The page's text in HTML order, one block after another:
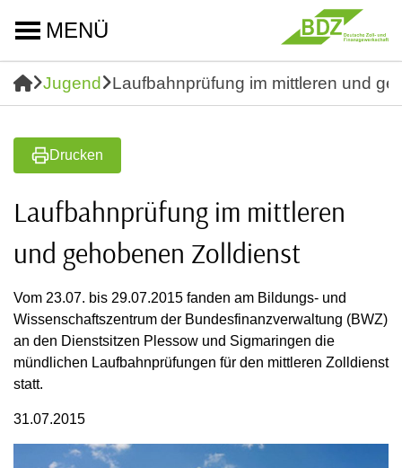
MENÜ
Jugend Laufbahnprüfung im mittleren und
Drucken
Laufbahnprüfung im mittleren
und gehobenen Zolldienst
Vom 23.07. bis 29.07.2015 fanden am Bildungs- und
Wissenschaftszentrum der Bundesfinanzverwaltung (BWZ)
an den Dienstsitzen Plessow und Sigmaringen die
mündlichen Laufbahnprüfungen für den mittleren Zolldienst
statt.
31.07.2015